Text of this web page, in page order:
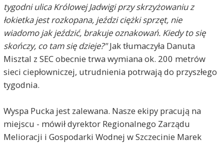
tygodni ulica Królowej Jadwigi przy skrzyżowaniu z
łokietka jest rozkopana, jeździ ciężki sprzęt, nie
wiadomo jak jeździć, brakuje oznakowań. Kiedy to się
skończy, co tam się dzieje?"Jak tłumaczyła Danuta
Misztal z SEC obecnie trwa wymiana ok. 200 metrów
sieci ciepłowniczej, utrudnienia potrwają do przyszłego
tygodnia.
Wyspa Pucka jest zalewana. Nasze ekipy pracują na
miejscu - mówił dyrektor Regionalnego Zarządu
Melioracji i Gospodarki Wodnej w Szczecinie Marek